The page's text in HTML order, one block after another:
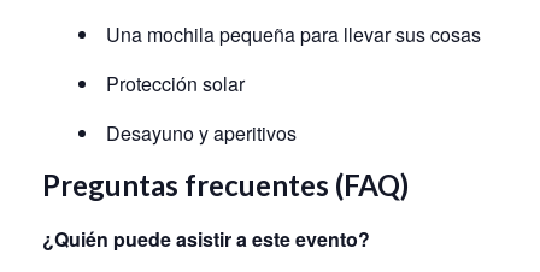
Una mochila pequeña para llevar sus cosas
Protección solar
Desayuno y aperitivos
Preguntas frecuentes (FAQ)
¿Quién puede asistir a este evento?